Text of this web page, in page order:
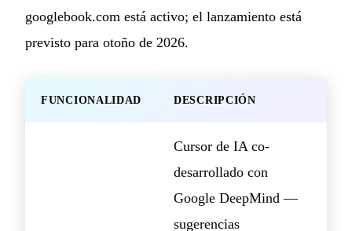
googlebook.com está activo; el lanzamiento está
previsto para otoño de 2026.
FUNCIONALIDAD DESCRIPCIÓN
Cursor de IA co-
desarrollado con
Google DeepMind —
sugerencias